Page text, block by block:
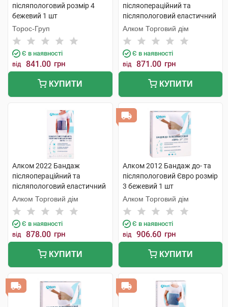
післяпологовий розмір 4
бежевий 1 шт
Торос-Груп
Є в наявності
від 841.00 грн
КУПИТИ
післяопераційний та
післяпологовий еластичний
розмір 8 1 шт
Алком Торговий дім
Є в наявності
від 871.00 грн
КУПИТИ
Алком 2022 Бандаж
післяопераційний та
післяпологовий еластичний
Євро розмір 7 1 шт
Алком Торговий дім
Є в наявності
від 878.00 грн
КУПИТИ
Алком 2012 Бандаж до- та
післяпологовий Євро розмір
3 бежевий 1 шт
Алком Торговий дім
Є в наявності
від 906.60 грн
КУПИТИ